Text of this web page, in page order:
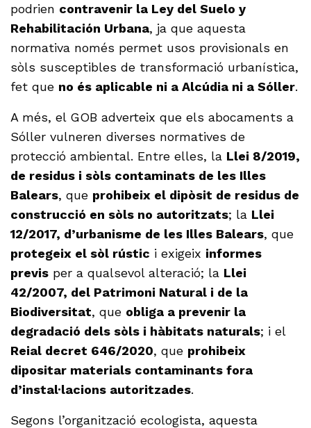
podrien contravenir la Ley del Suelo y
Rehabilitación Urbana, ja que aquesta
normativa només permet usos provisionals en
sòls susceptibles de transformació urbanística,
fet que no és aplicable ni a Alcúdia ni a Sóller.
A més, el GOB adverteix que els abocaments a
Sóller vulneren diverses normatives de
protecció ambiental. Entre elles, la Llei 8/2019,
de residus i sòls contaminats de les Illes
Balears, que prohibeix el dipòsit de residus de
construcció en sòls no autoritzats; la Llei
12/2017, d’urbanisme de les Illes Balears, que
protegeix el sòl rústic i exigeix informes
previs per a qualsevol alteració; la Llei
42/2007, del Patrimoni Natural i de la
Biodiversitat, que obliga a prevenir la
degradació dels sòls i hàbitats naturals; i el
Reial decret 646/2020, que prohibeix
dipositar materials contaminants fora
d’instal·lacions autoritzades.
Segons l’organització ecologista, aquesta